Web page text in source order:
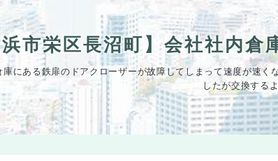
市栄区長沼町】会社社内
庫にある鉄扉のドアクローザーが故障してしまって速度が速
したが交換する